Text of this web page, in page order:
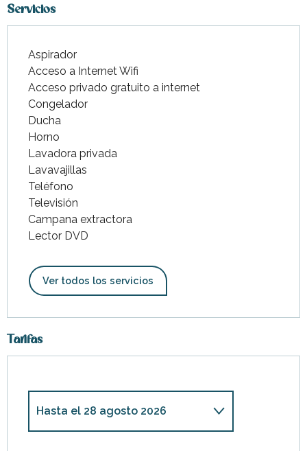
Servicios
Aspirador
Acceso a Internet Wifi
Acceso privado gratuito a internet
Congelador
Ducha
Horno
Lavadora privada
Lavavajillas
Teléfono
Televisión
Campana extractora
Lector DVD
Ver todos los servicios
Tarifas
Hasta el 28 agosto 2026